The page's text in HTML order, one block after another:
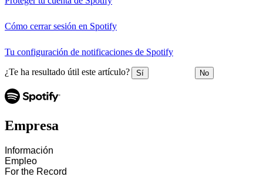
Cómo cerrar sesión en Spotify
Tu configuración de notificaciones de Spotify
¿Te ha resultado útil este artículo? Sí No
Empresa
Información
Empleo
For the Record